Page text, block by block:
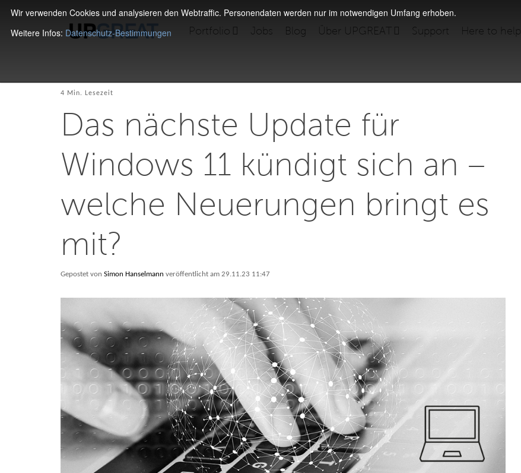
Wir verwenden Cookies und analysieren den Webtraffic. Personendaten werden nur im notwendigen Umfang erhoben.
Weitere Infos: Datenschutz-Bestimmungen Portfolio Jobs Blog Über UPGREAT Support Here to help
4 Min. Lesezeit
Das nächste Update für
Windows 11 kündigt sich an –
welche Neuerungen bringt es
mit?
Gepostet von Simon Hanselmann veröffentlicht am 29.11.23 11:47